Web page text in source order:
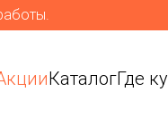
КаталогГде